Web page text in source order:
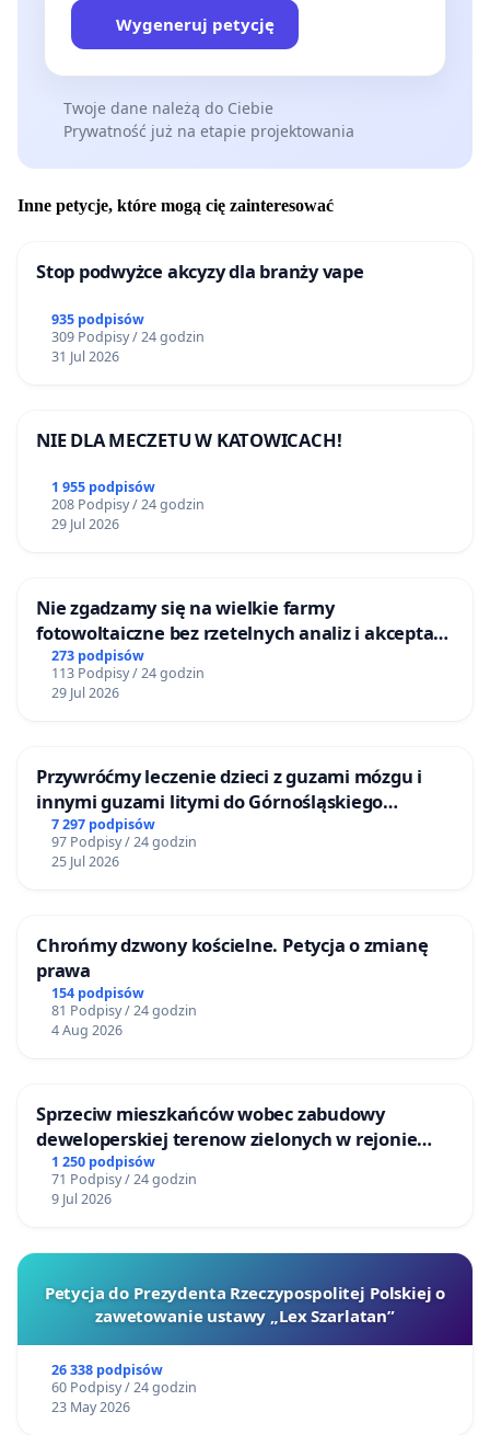
Wygeneruj petycję
Twoje dane należą do Ciebie
Prywatność już na etapie projektowania
Inne petycje, które mogą cię zainteresować
Stop podwyżce akcyzy dla branży vape
935 podpisów
309 Podpisy / 24 godzin
31 Jul 2026
NIE DLA MECZETU W KATOWICACH!
1 955 podpisów
208 Podpisy / 24 godzin
29 Jul 2026
Nie zgadzamy się na wielkie farmy
fotowoltaiczne bez rzetelnych analiz i akceptacji
mieszkańców
273 podpisów
113 Podpisy / 24 godzin
29 Jul 2026
Przywróćmy leczenie dzieci z guzami mózgu i
innymi guzami litymi do Górnośląskiego
Centrum Zdrowia Dziecka w Katowicach
7 297 podpisów
97 Podpisy / 24 godzin
25 Jul 2026
Chrońmy dzwony kościelne. Petycja o zmianę
prawa
154 podpisów
81 Podpisy / 24 godzin
4 Aug 2026
Sprzeciw mieszkańców wobec zabudowy
deweloperskiej terenow zielonych w rejonie
Bulwarów Straceńskich w Bielsku-Białej
1 250 podpisów
71 Podpisy / 24 godzin
9 Jul 2026
Petycja do Prezydenta Rzeczypospolitej Polskiej o
zawetowanie ustawy „Lex Szarlatan”
26 338 podpisów
60 Podpisy / 24 godzin
23 May 2026